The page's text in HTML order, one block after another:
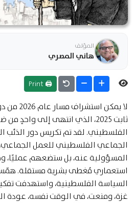
المؤلف
هاني المصري
🖨 Print
لا يمكن
ثابت 2025، الذي انتهى إلى واحدٍ من
الفلسطيني. لقد تم تكريس دور الذئب
الجماعي الفلسطيني للعمل
المسؤولية عنه، بل ستضعهم عمليًا،
استعماري مُغطى بشرية مستقلة.
السياسة الفلسطينية، واستهدفت
غزة، ومنعت، في الوقت نفسه، عودة